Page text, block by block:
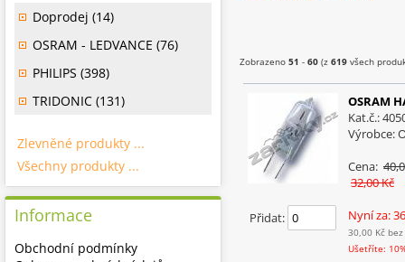
Zobrazeno 51 - 60 (z 619 všech
Přidat:
OSRAM
Kat.č.:
Výrobce:
Cena:
32,00 Kč
Nyní za:
30,00 Kč bez
Ušetříte:
Doprodej (14)
OSRAM - LEDVANCE (76)
PHILIPS (398)
TRIDONIC (131)
Zlevněné produkty ...
Všechny produkty ...
Informace
Obchodní podmínky